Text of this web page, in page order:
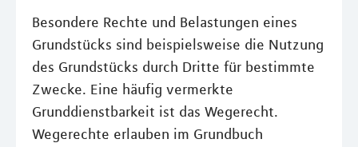
Besondere Rechte und Belastungen eines
Grundstücks sind beispielsweise die Nutzung
des Grundstücks durch Dritte für bestimmte
Zwecke. Eine häufig vermerkte
Grunddienstbarkeit ist das Wegerecht.
Wegerechte erlauben im Grundbuch